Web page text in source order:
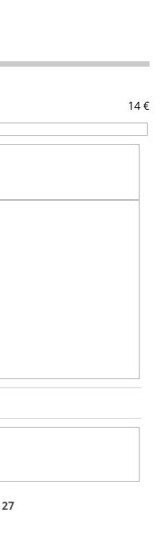
14€
27